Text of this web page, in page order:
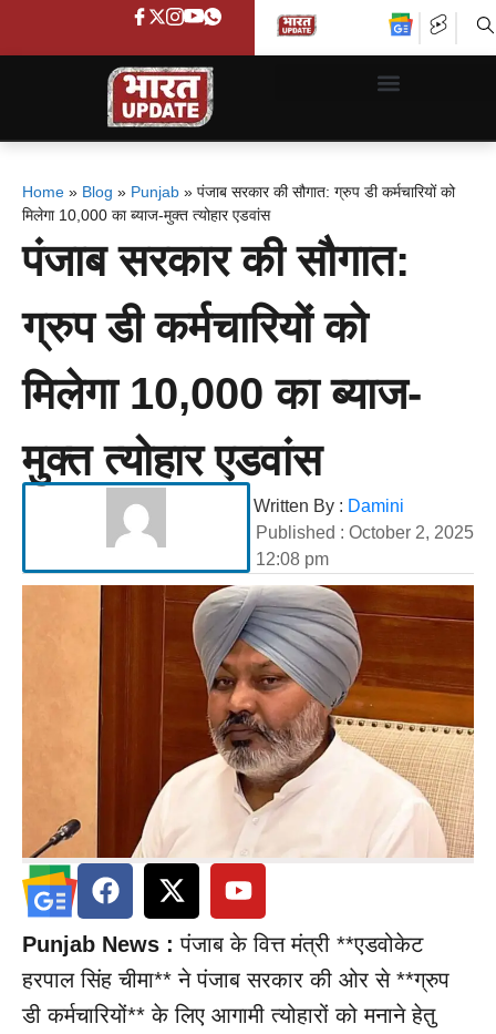
Home » Blog » Punjab » पंजाब सरकार की सौगात: ग्रुप डी कर्मचारियों को
मिलेगा 10,000 का ब्याज-मुक्त त्योहार एडवांस
पंजाब सरकार की सौगात:
ग्रुप डी कर्मचारियों को
मिलेगा 10,000 का ब्याज-
मुक्त त्योहार एडवांस
Written By : Damini
Published : October 2, 2025
12:08 pm
Punjab News :पंजाब के वित्त मंत्री **एडवोकेट
हरपाल सिंह चीमा** ने पंजाब सरकार की ओर से **ग्रुप
डी कर्मचारियों** के लिए आगामी त्योहारों को मनाने हेतु